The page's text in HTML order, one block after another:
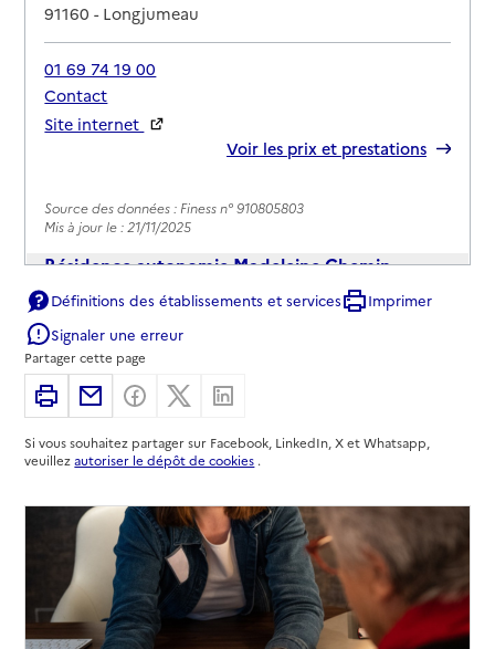
91160-Longjumeau
01 69 74 19 00
Contact
Site internet
Voir les prix et prestations
Source des données : Finess n° 910805803
Mis à jour le : 21/11/2025
Résidence autonomie Madeleine Chemin
Adresse
12 route de Corbeil
91160-Longjumeau
01 69 74 19 00
Contact
Site internet
Rapport HAS
Voir les prix et prestations
Source des données : Finess n° 910701572
Mis à jour le : 08/09/2024
Définitions des établissements et services
Imprimer
Signaler une erreur
Partager cette page
ImprimerPartager par email
Partager sur Facebook
Partager sur X
Si vous souhaitez partager sur Facebook, LinkedIn, X et Whatsapp,
veuillezautoriser le dépôt de cookies .